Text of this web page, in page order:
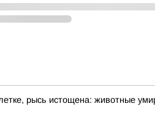
рысь истощена: животные